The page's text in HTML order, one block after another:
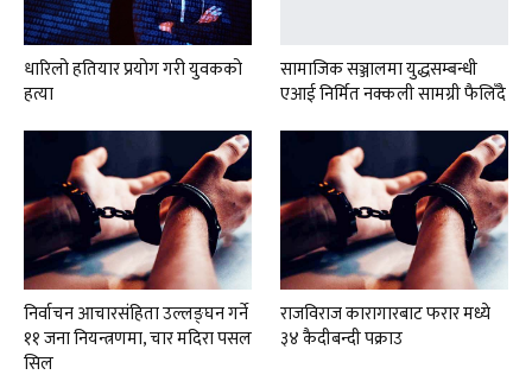
धारिलो हतियार प्रयोग गरी युवकको
हत्या
सामाजिक सञ्जालमा युद्धसम्बन्धी
एआई निर्मित नक्कली सामग्री फैलिँदै
निर्वाचन आचारसंहिता उल्लङ्घन गर्ने
११ जना नियन्त्रणमा, चार मदिरा पसल
सिल
राजविराज कारागारबाट फरार मध्ये
३४ कैदीबन्दी पक्राउ